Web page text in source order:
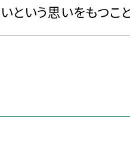
という思いをもつこ